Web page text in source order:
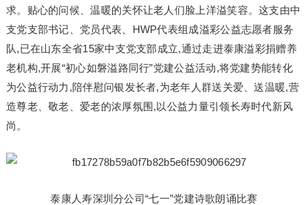
求。贴心的问候、温暖的关怀让老人们脸上洋溢笑容。这支由中
支党支部书记、党员代表、HWP代表组成溢彩公益志愿者服务
队,已在山东全省15家中支党支部成立,通过走进泰康溢彩捐赠养
老机构,开展“初心如磐溢路同行”党建公益活动,将党建势能转化
为公益行动力,陪伴慰问银发长者,为老年人群送关爱、送温暖,营
造尊老、‌敬老、‌爱老的浓厚氛围,以公益力量引领长寿时代新风
尚。
泰康人寿深圳分公司“七一”党建诗歌朗诵比赛